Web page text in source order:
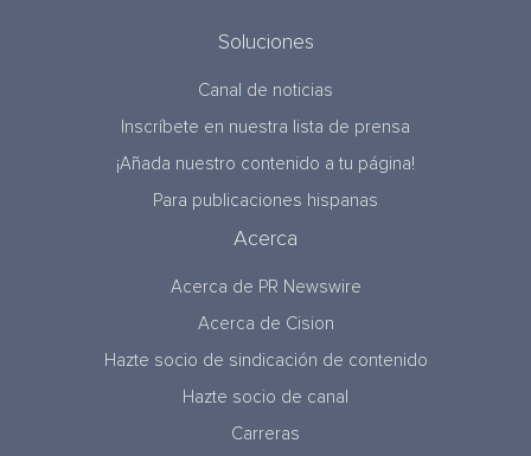
Soluciones
Canal de noticias
Inscríbete en nuestra lista de prensa
¡Añada nuestro contenido a tu página!
Para publicaciones hispanas
Acerca
Acerca de PR Newswire
Acerca de Cision
Hazte socio de sindicación de contenido
Hazte socio de canal
Carreras